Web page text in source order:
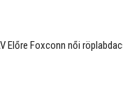
Előre Foxconn női